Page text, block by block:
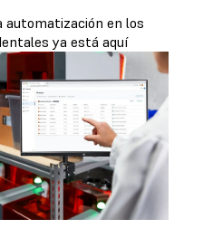
automatización en los
ya está aquí